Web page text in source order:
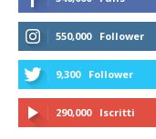
550,000 Follower
9,300 Follower
290,000 Iscritti